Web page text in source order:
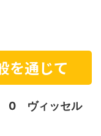
を通じて
0 ヴィッセル